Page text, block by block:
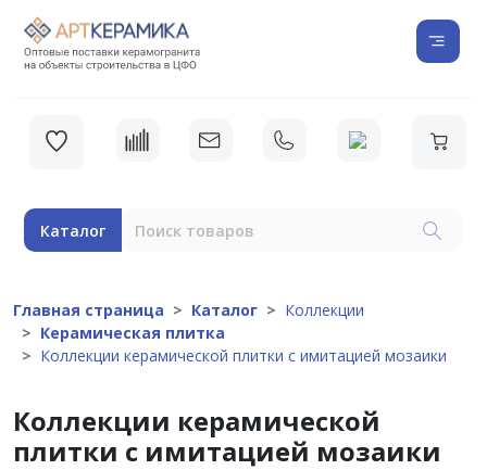
Каталог
Главная страница Каталог
Коллекции
Керамическая плитка
Коллекции керамической плитки с имитацией мозаики
Коллекции керамической
плитки с имитацией мозаики